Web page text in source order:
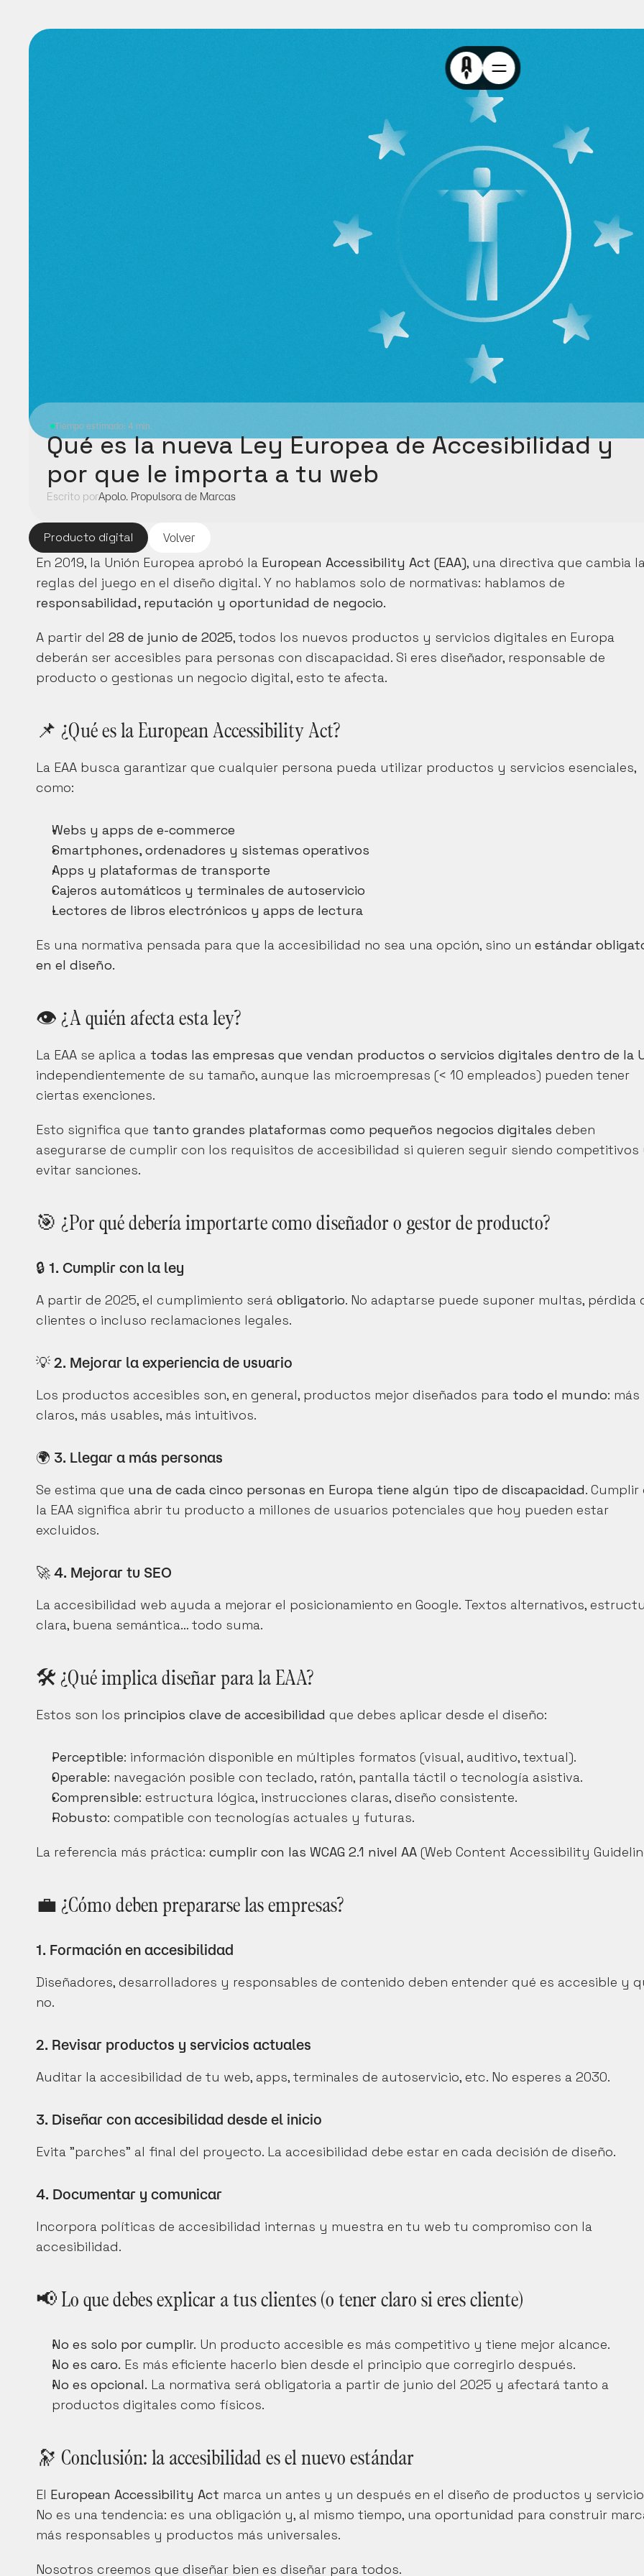
Producto digital Volver
En 2019, la Unión Europea aprobó la European Accessibility Act (EAA), una directiva que cambia
responsabilidad, reputación y oportunidad de negocio.
A partir del 28 de junio de 2025, todos los nuevos productos y servicios digitales en Europa
deberán ser accesibles para personas con discapacidad. Si eres diseñador, responsable de
producto o gestionas un negocio digital, esto te afecta.
📌 ¿Qué es la European Accessibility Act?
La EAA busca garantizar que cualquier persona pueda utilizar productos y servicios esenciales,
como:
Webs y apps de e-commerce
Smartphones, ordenadores y sistemas operativos
Apps y plataformas de transporte
Cajeros automáticos y terminales de autoservicio
Lectores de libros electrónicos y apps de lectura
Es una normativa pensada para que la accesibilidad no sea una opción, sino un estándar
en el diseño.
👁️ ¿A quién afecta esta ley?
La EAA se aplica a todas las empresas que vendan productos o servicios digitales dentro de la
independientemente de su tamaño, aunque las microempresas (< 10 empleados) pueden tener
ciertas exenciones.
Esto significa que tanto grandes plataformas como pequeños negocios digitales deben
asegurarse de cumplir con los requisitos de accesibilidad si quieren seguir siendo competitivos
evitar sanciones.
🎯 ¿Por qué debería importarte como diseñador o gestor de producto?
🔒 1. Cumplir con la ley
A partir de 2025, el cumplimiento será obligatorio. No adaptarse puede suponer multas, pérdida
clientes o incluso reclamaciones legales.
💡 2. Mejorar la experiencia de usuario
Los productos accesibles son, en general, productos mejor diseñados para todo el mundo: más
claros, más usables, más intuitivos.
🌍 3. Llegar a más personas
Se estima que una de cada cinco personas en Europa tiene algún tipo de discapacidad. Cumplir
la EAA significa abrir tu producto a millones de usuarios potenciales que hoy pueden estar
excluidos.
🚀 4. Mejorar tu SEO
La accesibilidad web ayuda a mejorar el posicionamiento en Google. Textos alternativos,
clara, buena semántica… todo suma.
🛠️ ¿Qué implica diseñar para la EAA?
Estos son los principios clave de accesibilidad que debes aplicar desde el diseño:
Perceptible: información disponible en múltiples formatos (visual, auditivo, textual).
Operable: navegación posible con teclado, ratón, pantalla táctil o tecnología asistiva.
Comprensible: estructura lógica, instrucciones claras, diseño consistente.
Robusto: compatible con tecnologías actuales y futuras.
La referencia más práctica: cumplir con las WCAG 2.1 nivel AA (Web Content Accessibility
💼 ¿Cómo deben prepararse las empresas?
1. Formación en accesibilidad
Diseñadores, desarrolladores y responsables de contenido deben entender qué es accesible y
no.
2. Revisar productos y servicios actuales
Auditar la accesibilidad de tu web, apps, terminales de autoservicio, etc. No esperes a 2030.
3. Diseñar con accesibilidad desde el inicio
Evita "parches" al final del proyecto. La accesibilidad debe estar en cada decisión de diseño.
4. Documentar y comunicar
Incorpora políticas de accesibilidad internas y muestra en tu web tu compromiso con la
accesibilidad.
📢 Lo que debes explicar a tus clientes (o tener claro si eres cliente)
No es solo por cumplir. Un producto accesible es más competitivo y tiene mejor alcance.
No es caro. Es más eficiente hacerlo bien desde el principio que corregirlo después.
No es opcional. La normativa será obligatoria a partir de junio del 2025 y afectará tanto a
productos digitales como físicos.
🔭 Conclusión: la accesibilidad es el nuevo estándar
El European Accessibility Act marca un antes y un después en el diseño de productos y
No es una tendencia: es una obligación y, al mismo tiempo, una oportunidad para construir
más responsables y productos más universales.
Nosotros creemos que diseñar bien es diseñar para todos.
Tiempo estimado: 4 min.
Qué es la nueva Ley Europea de Accesibilidad y
por que le importa a tu web
Escrito porApolo. Propulsora de Marcas